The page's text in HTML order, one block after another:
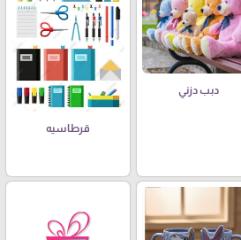
دبب دزني
قرطاسيه